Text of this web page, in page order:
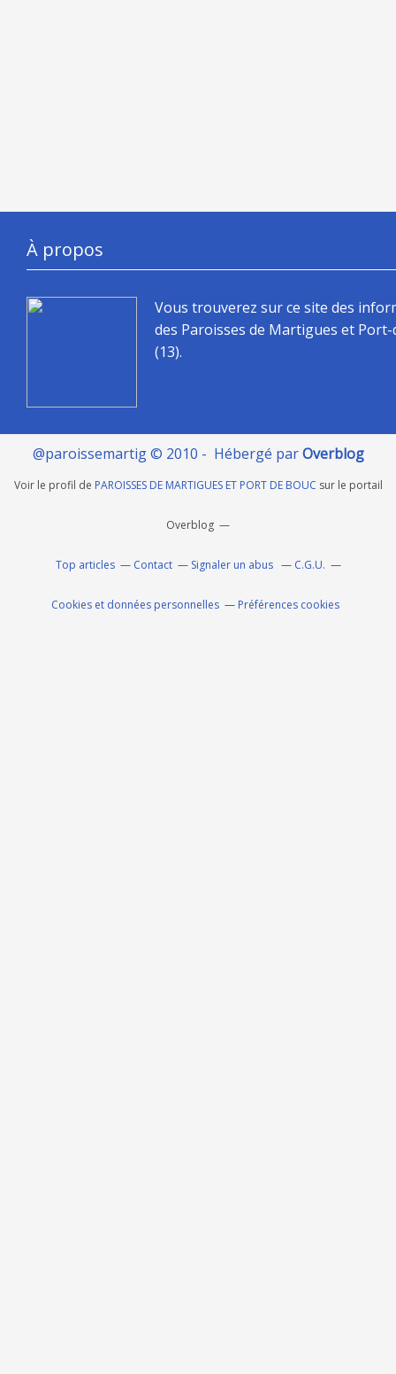
À propos
Vous trouverez sur ce site des
des Paroisses de Martigues et
(13).
@paroissemartig © 2010 - Hébergé parOverblog
Voir le profil de PAROISSES DE MARTIGUES ET PORT DE BOUC sur le portail
Overblog
Top articles Contact Signaler un abus C.G.U.
Cookies et données personnelles Préférences cookies